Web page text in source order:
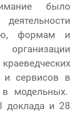
было
формам и
и сервисов в
модельных.
доклада и 28